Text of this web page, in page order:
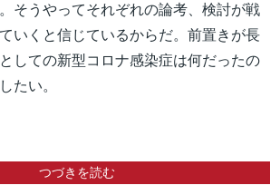
そうやってそれぞれの論考、検討が戦
いくと信じているからだ。前置きが長
しての新型コロナ感染症は何だったの
たい。
つづきを読む